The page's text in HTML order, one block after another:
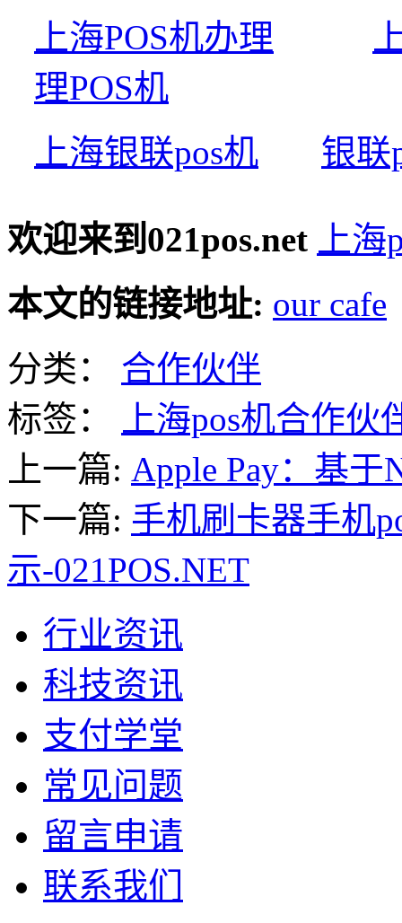
上海POS机办理
理POS机
上海银联pos机
银联
欢迎来到021pos.net
上
本文的链接地址: our cafe
分类： 合作伙伴
标签：
上海pos机合作伙
上一篇: Apple Pay：基于
下一篇: 手机刷卡器手机
示-021POS.NET
行业资讯
科技资讯
支付学堂
常见问题
留言申请
联系我们